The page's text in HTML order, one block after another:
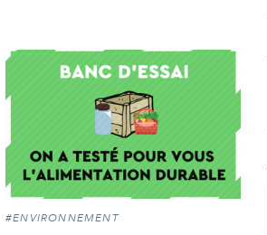
#ENVIRONNEMENT